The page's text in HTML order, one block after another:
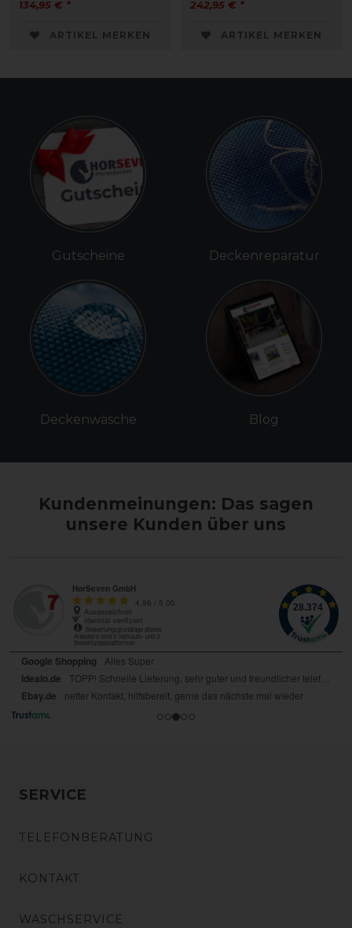
134,95 € *
ARTIKEL MERKEN
242,95 € *
ARTIKEL MERKEN
Gutscheine
Deckenwäsche
Deckenreparatur
Blog
Kundenmeinungen: Das sagen
unsere Kunden über uns
SERVICE
TELEFONBERATUNG
KONTAKT
WASCHSERVICE